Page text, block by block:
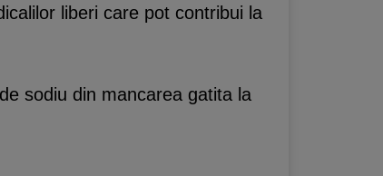
liberi care pot contribui la
sodiu din mancarea gatita la